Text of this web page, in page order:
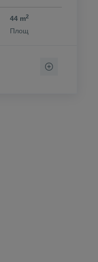
44 m2
Площ